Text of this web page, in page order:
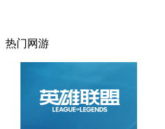
热门网游